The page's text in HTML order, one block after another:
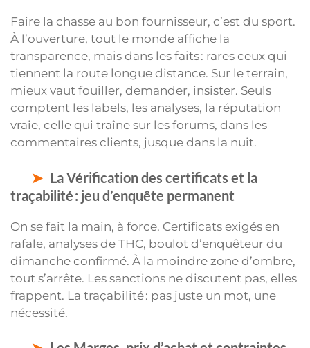
Faire la chasse au bon fournisseur, c’est du sport.
À l’ouverture, tout le monde affiche la
transparence, mais dans les faits : rares ceux qui
tiennent la route longue distance. Sur le terrain,
mieux vaut fouiller, demander, insister. Seuls
comptent les labels, les analyses, la réputation
vraie, celle qui traîne sur les forums, dans les
commentaires clients, jusque dans la nuit.
La Vérification des certificats et la
traçabilité : jeu d’enquête permanent
On se fait la main, à force. Certificats exigés en
rafale, analyses de THC, boulot d’enquêteur du
dimanche confirmé. À la moindre zone d’ombre,
tout s’arrête. Les sanctions ne discutent pas, elles
frappent. La traçabilité : pas juste un mot, une
nécessité.